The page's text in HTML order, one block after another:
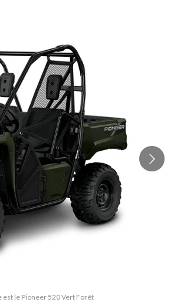
est le Pioneer 520 Vert Forêt